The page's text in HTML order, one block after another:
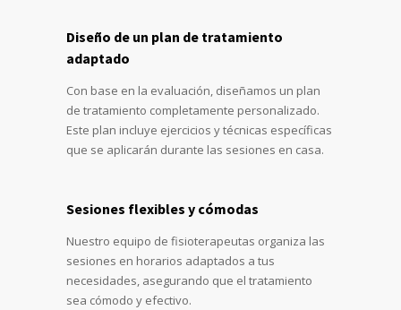
Diseño de un plan de tratamiento
adaptado
Con base en la evaluación, diseñamos un plan
de tratamiento completamente personalizado.
Este plan incluye ejercicios y técnicas específicas
que se aplicarán durante las sesiones en casa.
Sesiones flexibles y cómodas
Nuestro equipo de fisioterapeutas organiza las
sesiones en horarios adaptados a tus
necesidades, asegurando que el tratamiento
sea cómodo y efectivo.